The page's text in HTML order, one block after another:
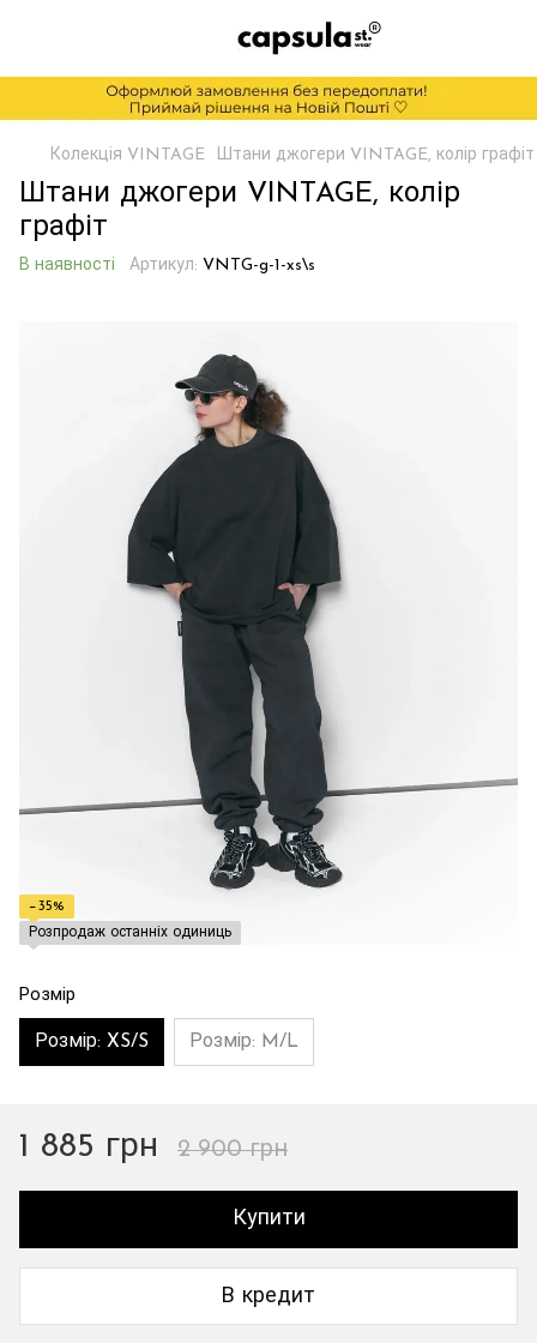
Колекція VINTAGE Штани джогери VINTAGE, колір графіт
Штани джогери VINTAGE, колір
графіт
В наявності Артикул: VNTG-g-1-xs\s
−35%
Розпродаж останніх одиниць
Розмір
Розмір: XS/S Розмір: M/L
1 885 грн 2 900 грн
Купити
В кредит